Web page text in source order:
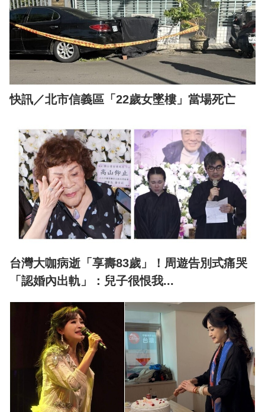
快訊／北市信義區「22歲女墜樓」當場死亡
台灣大咖病逝「享壽83歲」！周遊告別式痛哭
「認婚內出軌」：兒子很恨我...